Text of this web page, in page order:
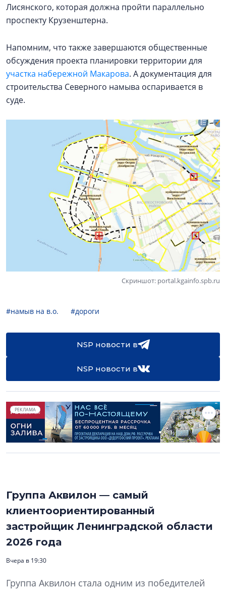
Лисянского, которая должна пройти параллельно
проспекту Крузенштерна.
Напомним, что также завершаются общественные
обсуждения проекта планировки территории для
участка набережной Макарова. А документация для
строительства Северного намыва оспаривается в
суде.
Скриншот: portal.kgainfo.spb.ru
#намыв на в.о. #дороги
NSP новости в
NSP новости в
РЕКЛАМА
Группа Аквилон — самый
клиентоориентированный
застройщик Ленинградской области
2026 года
Вчера в 19:30
Группа Аквилон стала одним из победителей